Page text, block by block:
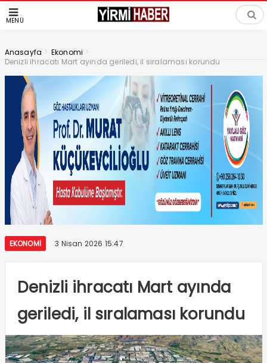
MENÜ
Anasayfa > Ekonomi >
Denizli ihracatı Mart ayında geriledi, il sıralaması korundu
EKONOMI 3 Nisan 2026 15:47
Denizli ihracatı Mart ayında
geriledi, il sıralaması korundu